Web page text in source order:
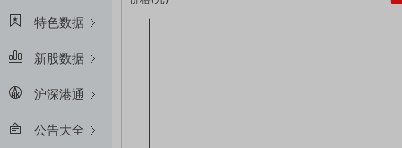
特色数据
新股数据
沪深港通
公告大全